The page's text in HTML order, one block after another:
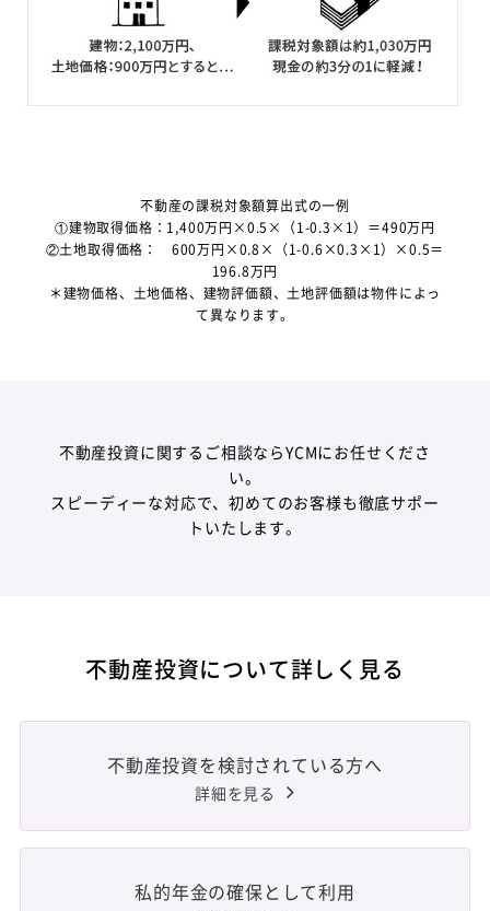
不動産の課税対象額算出式の一例
①建物取得価格：1,400万円×0.5×（1-0.3×1）＝490万円
②土地取得価格： 600万円×0.8×（1-0.6×0.3×1）×0.5＝
196.8万円
＊建物価格、土地価格、建物評価額、土地評価額は物件によっ
て異なります。
不動産投資に関するご相談ならYCMにお任せくださ
い。
スピーディーな対応で、初めてのお客様も徹底サポー
トいたします。
不動産投資について詳しく見る
不動産投資を検討されている方へ
詳細を見る
私的年金の確保として利用